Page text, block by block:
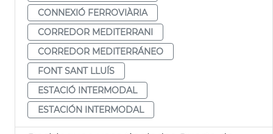
CONNEXIÓ FERROVIÀRIA
CORREDOR MEDITERRANI
CORREDOR MEDITERRÁNEO
FONT SANT LLUÍS
ESTACIÓ INTERMODAL
ESTACIÓN INTERMODAL